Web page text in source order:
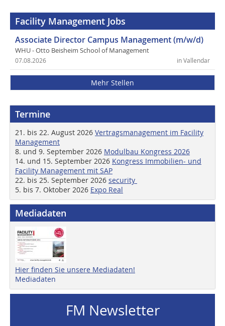
Facility Management Jobs
Associate Director Campus Management (m/w/d)
WHU - Otto Beisheim School of Management
in Vallendar
07.08.2026
Mehr Stellen
Termine
21. bis 22. August 2026 Vertragsmanagement im Facility
Management
8. und 9. September 2026 Modulbau Kongress 2026
14. und 15. September 2026 Kongress Immobilien- und
Facility Management mit SAP
22. bis 25. September 2026 security
5. bis 7. Oktober 2026 Expo Real
Mediadaten
Hier finden Sie unsere Mediadaten!
Mediadaten
FM Newsletter